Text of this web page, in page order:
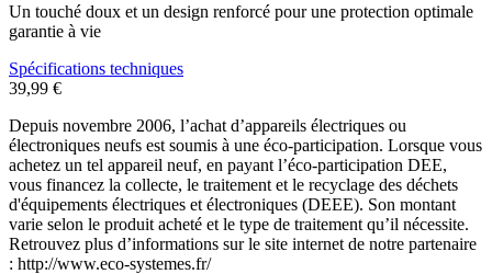
Un touché doux et un design renforcé pour une protection optimale
garantie à vie
Spécifications techniques
39,99 €
Depuis novembre 2006, l’achat d’appareils électriques ou
électroniques neufs est soumis à une éco-participation. Lorsque vous
achetez un tel appareil neuf, en payant l’éco-participation DEE,
vous financez la collecte, le traitement et le recyclage des déchets
d'équipements électriques et électroniques (DEEE). Son montant
varie selon le produit acheté et le type de traitement qu’il nécessite.
Retrouvez plus d’informations sur le site internet de notre partenaire
: http://www.eco-systemes.fr/